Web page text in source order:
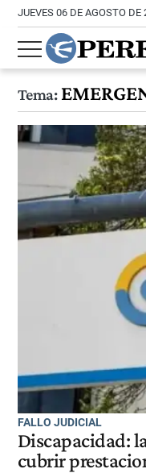
JUEVES 06 DE AGOSTO DE
Tema:
FALLO JUDICIAL
Discapacidad:
cubrir